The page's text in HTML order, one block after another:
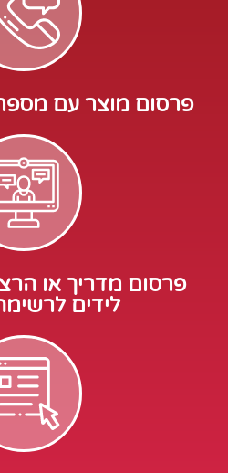
פרסום מוצר עם מספר
פרסום מדריך או
לידים